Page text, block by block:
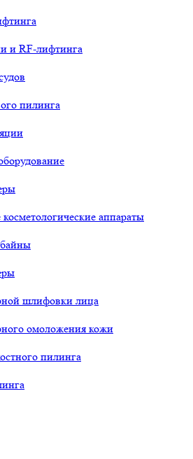
и RF-лифтинга
пилинга
аппараты
шлифовки лица
омоложения кожи
пилинга